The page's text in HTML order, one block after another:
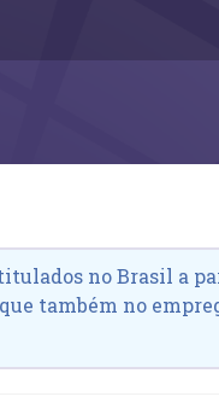
no Brasil a
também no